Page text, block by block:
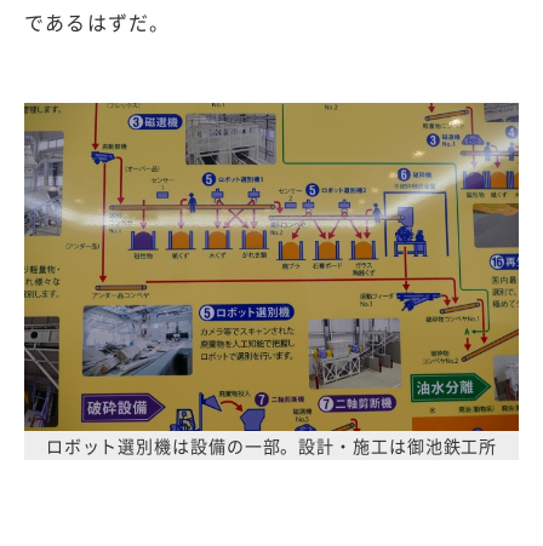
であるはずだ。
ロボット選別機は設備の一部。設計・施工は御池鉄工所